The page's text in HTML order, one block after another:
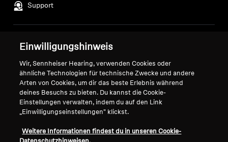
Support
Impressum
Vertrag widerrufen
Globale Datenschutzrichtlinie
Allgemeine
Geschäftsbedingungen für
Koordinierte Richtlinie zur
Karriere bei Sonova
Pressekontakte
Sennheiser Consumer
Einwilligungshinweis
Wir, Sennheiser Hearing, verwenden Cookies oder
ähnliche Technologien für technische Zwecke und andere
Arten von Cookies, um dir das beste Erlebnis während
deines Besuchs zu bieten. Du kannst die Cookie-
Einstellungen verwalten, indem du auf den Link
„Einwilligungseinstellungen" klickst.
Weitere Informationen findest du in unseren Cookie-